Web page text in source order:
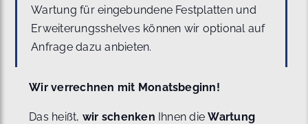
Wartung für eingebundene Festplatten und
Erweiterungsshelves können wir optional auf
Anfrage dazu anbieten.
Wir verrechnen mit Monatsbeginn!
Das heißt, wir schenken Ihnen dieWartung